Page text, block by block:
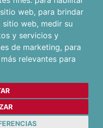
web, para brindar
sitio web, medir su
y servicios y
de marketing, para
relevantes para